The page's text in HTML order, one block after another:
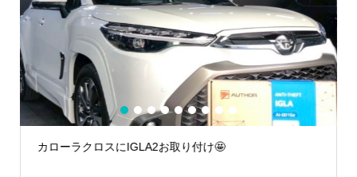
カローラクロスにIGLA2お取り付け🤩
1 2 3 4 5 6 7 8 9